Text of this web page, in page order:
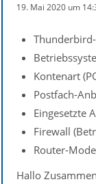
19. Mai 2020 um
Kontenart
Postfach-
Eingesetzte
Firewall
Router-
Hallo